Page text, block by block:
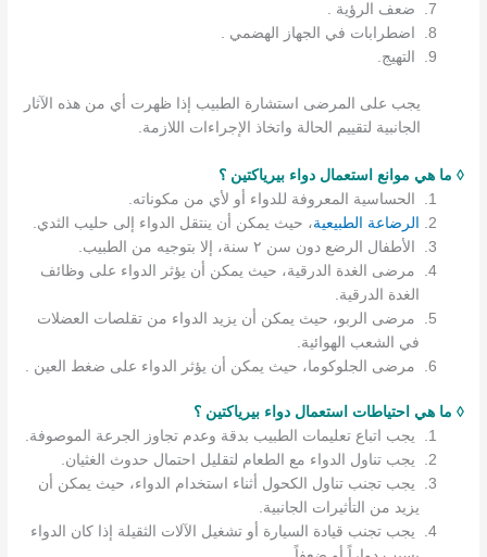
ضعف الرؤية .
اضطرابات في الجهاز الهضمي .
التهيج.
يجب على المرضى استشارة الطبيب إذا ظهرت أي من هذه الآثار
الجانبية لتقييم الحالة واتخاذ الإجراءات اللازمة.
◊ ما هي موانع استعمال دواء بيرياكتين ؟
الحساسية المعروفة للدواء أو لأي من مكوناته.
الرضاعة الطبيعية، حيث يمكن أن ينتقل الدواء إلى حليب الثدي.
الأطفال الرضع دون سن ٢ سنة، إلا بتوجيه من الطبيب.
مرضى الغدة الدرقية، حيث يمكن أن يؤثر الدواء على وظائف
الغدة الدرقية.
مرضى الربو، حيث يمكن أن يزيد الدواء من تقلصات العضلات
في الشعب الهوائية.
مرضى الجلوكوما، حيث يمكن أن يؤثر الدواء على ضغط العين .
◊ ما هي احتياطات استعمال دواء بيرياكتين ؟
يجب اتباع تعليمات الطبيب بدقة وعدم تجاوز الجرعة الموصوفة.
يجب تناول الدواء مع الطعام لتقليل احتمال حدوث الغثيان.
يجب تجنب تناول الكحول أثناء استخدام الدواء، حيث يمكن أن
يزيد من التأثيرات الجانبية.
يجب تجنب قيادة السيارة أو تشغيل الآلات الثقيلة إذا كان الدواء